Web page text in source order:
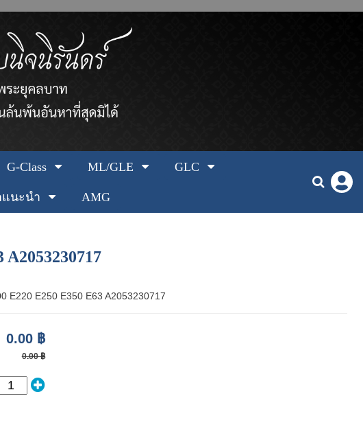
G-Class ML/GLE GLC
นะนำ AMG
E220 E250 E350 E63 A2053230717
0.00 ฿
0.00 ฿